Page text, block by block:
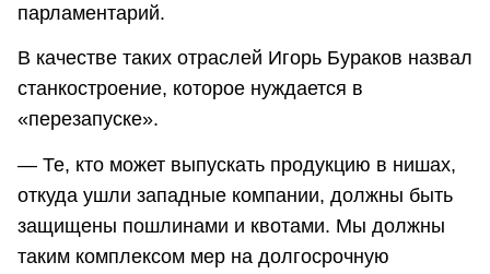
парламентарий.
В качестве таких отраслей Игорь Бураков назвал
станкостроение, которое нуждается в
«перезапуске».
— Те, кто может выпускать продукцию в нишах,
откуда ушли западные компании, должны быть
защищены пошлинами и квотами. Мы должны
таким комплексом мер на долгосрочную